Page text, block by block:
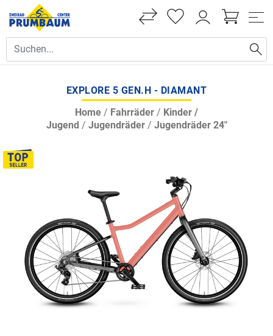
EXPLORE 5 GEN.H - DIAMANT
Home / Fahrräder / Kinder /
Jugend / Jugendräder/ Jugendräder 24"